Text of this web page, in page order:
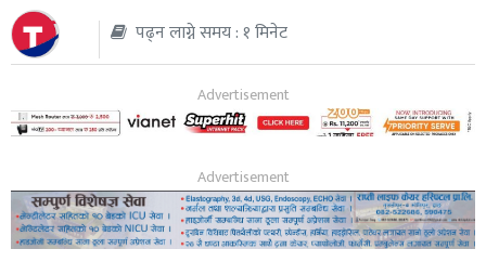
थप
पढ्न लाग्ने समय : १ मिनेट